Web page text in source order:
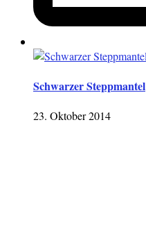
Schwarzer Steppmantel
23. Oktober 2014